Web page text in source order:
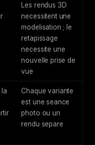
Les rendus 3D
necessitent une
modelisation ; le
retapissage
necessite une
nouvelle prise de
vue
Chaque variante
est une seance
photo ou un
rendu separe